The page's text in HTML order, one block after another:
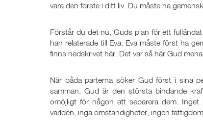
vara den förste i ditt liv. Du måste ha
Förstår du det nu, Guds plan för ett
han relaterade till Eva. Eva måste först ha
finns nedskrivet här. Det var så här Gud
När båda parterna söker Gud först i sina
samman. Gud är den största bindande
omöjligt för någon att separera dem.
världen, inga omständigheter, ingen